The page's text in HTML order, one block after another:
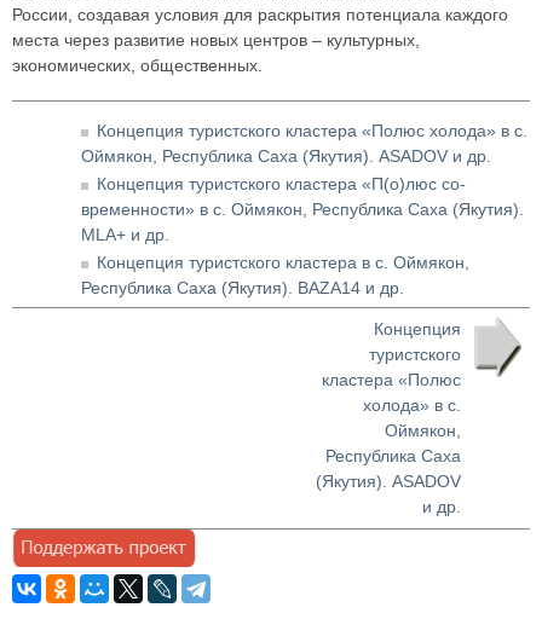
России, создавая условия для раскрытия потенциала каждого
места через развитие новых центров – культурных,
экономических, общественных.
Концепция туристского кластера «Полюс холода» в с.
Оймякон, Республика Саха (Якутия). ASADOV и др.
Концепция туристского кластера «П(о)люс со-
временности» в с. Оймякон, Республика Саха (Якутия).
MLA+ и др.
Концепция туристского кластера в с. Оймякон,
Республика Саха (Якутия). BAZA14 и др.
Концепция
туристского
кластера «Полюс
холода» в с.
Оймякон,
Республика Саха
(Якутия). ASADOV
и др.